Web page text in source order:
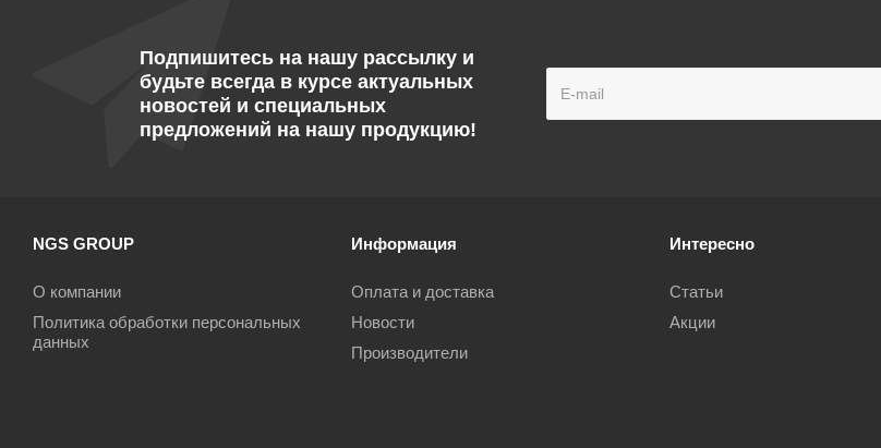
Подпишитесь на нашу рассылку и
будьте всегда в курсе актуальных
новостей и специальных
предложений на нашу продукцию!
NGS GROUP
О компании
Политика обработки персональных
данных
Информация
Оплата и доставка
Новости
Производители
Интересно
Статьи
Акции